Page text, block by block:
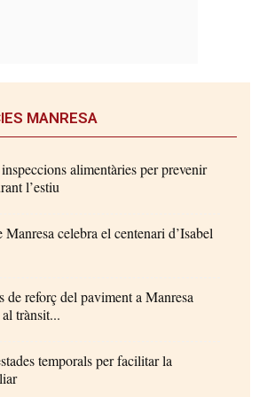
MANRESA
alimentàries per prevenir
l’estiu
Manresa celebra el centenari d’Isabel
de reforç del paviment a Manresa
trànsit...
temporals per facilitar la